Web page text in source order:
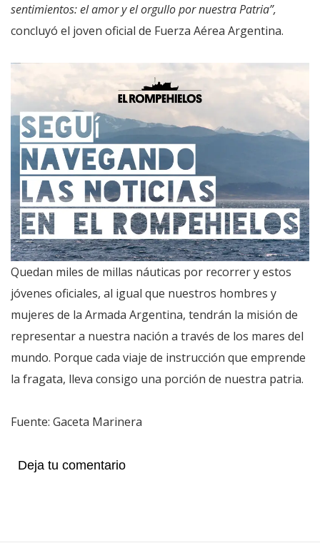
sentimientos: el amor y el orgullo por nuestra Patria”,
concluyó el joven oficial de Fuerza Aérea Argentina.
Quedan miles de millas náuticas por recorrer y estos
jóvenes oficiales, al igual que nuestros hombres y
mujeres de la Armada Argentina, tendrán la misión de
representar a nuestra nación a través de los mares del
mundo. Porque cada viaje de instrucción que emprende
la fragata, lleva consigo una porción de nuestra patria.
Fuente: Gaceta Marinera
Deja tu comentario